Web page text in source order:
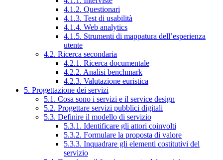
4.1.2. Questionari
4.1.3. Test di usabilità
4.1.4. Web analytics
4.1.5. Strumenti di mappatura dell’esperienza
utente
4.2. Ricerca secondaria
4.2.1. Ricerca documentale
4.2.2. Analisi benchmark
4.2.3. Valutazione euristica
5. Progettazione dei servizi
5.1. Cosa sono i servizi e il service design
5.2. Progettare servizi pubblici digitali
5.3. Definire il modello di servizio
5.3.1. Identificare gli attori coinvolti
5.3.2. Formulare la proposta di valore
5.3.3. Inquadrare gli elementi costitutivi del
servizio